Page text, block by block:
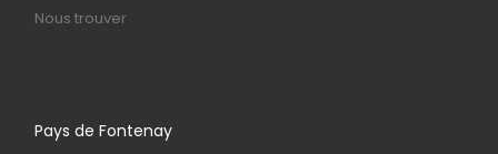
Nous trouver
Pays de Fontenay